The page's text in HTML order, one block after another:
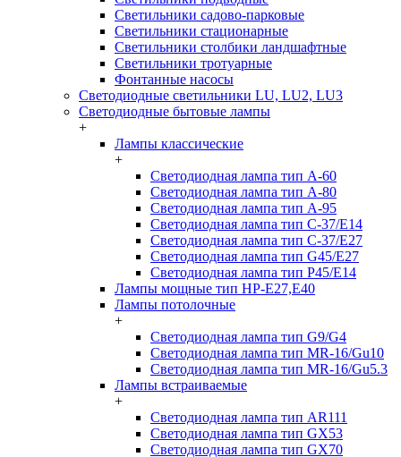
Светильники садово-парковые
Светильники стационарные
Светильники столбики ландшафтные
Светильники тротуарные
Фонтанные насосы
Светодиодные светильники LU, LU2, LU3
Светодиодные бытовые лампы
+
Лампы классические
+
Светодиодная лампа тип A-60
Светодиодная лампа тип A-80
Светодиодная лампа тип A-95
Светодиодная лампа тип C-37/Е14
Светодиодная лампа тип C-37/Е27
Светодиодная лампа тип G45/E27
Светодиодная лампа тип P45/E14
Лампы мощные тип HP-E27,E40
Лампы потолочные
+
Светодиодная лампа тип G9/G4
Светодиодная лампа тип MR-16/Gu10
Светодиодная лампа тип MR-16/Gu5.3
Лампы встраиваемые
+
Светодиодная лампа тип AR111
Светодиодная лампа тип GX53
Светодиодная лампа тип GX70